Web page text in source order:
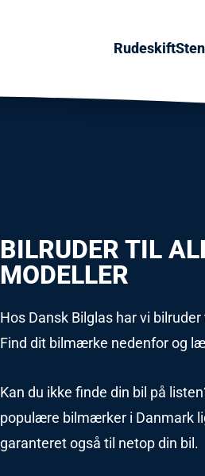
Rudeskift
BILRUDER TIL
MODELLER
Hos Dansk Bilglas har vi
Find dit bilmærke nedenfor og
Kan du ikke finde din bil på
populære bilmærker i Danmark
garanteret også til netop din bil.